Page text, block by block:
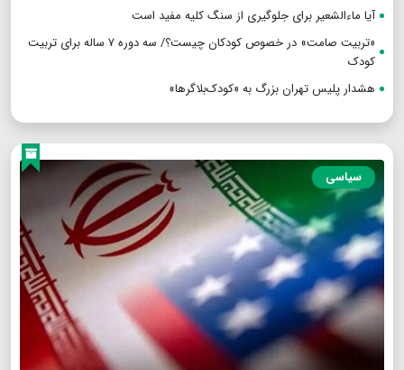
آیا ماءالشعیر برای جلوگیری از سنگ کلیه مفید است
«تربیت صامت» در خصوص کودکان چیست؟/ سه دوره ۷ ساله برای تربیت
کودک
هشدار پلیس تهران بزرگ به «کودک‌بلاگرها»
سیاسی